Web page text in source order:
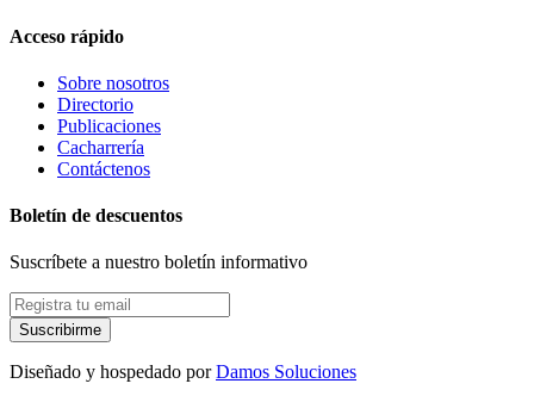
Acceso rápido
Sobre nosotros
Directorio
Publicaciones
Cacharrería
Contáctenos
Boletín de descuentos
Suscríbete a nuestro boletín informativo
Suscribirme
Diseñado y hospedado porDamos Soluciones